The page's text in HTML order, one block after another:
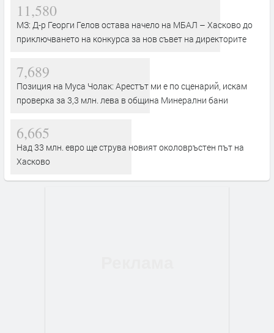
11,580
МЗ: Д-р Георги Гелов остава начело на МБАЛ – Хасково до
приключването на конкурса за нов съвет на директорите
7,689
Позиция на Муса Чолак: Арестът ми е по сценарий, искам
проверка за 3,3 млн. лева в община Минерални бани
6,665
Над 33 млн. евро ще струва новият околовръстен път на
Хасково